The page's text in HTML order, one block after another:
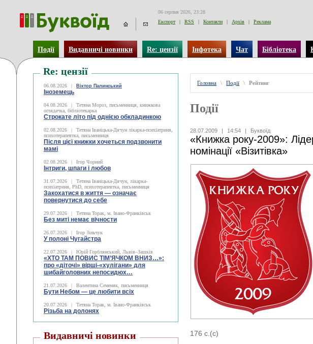
06 серпня 2026, 23:28
Експорт
| RSS | Контакти | Архів | Реклама
Події Видавничі новинки Re: цензії Інфотека Чат Бібліотека
Re: цензії
06.08.2026 | Віктор Палинський
Іноземець
04.08.2026 |
Тетяна Мороз, письменниця, книжкова
оглядачка, бібліотекарка
Строкате літо під однією обкладинкою
02.08.2026 |
Тетяна Іваніцька-Дячун лікарка-психіатриня,
психотерапевтка, письменниця
Після цієї книжки хочеться подзвонити
мамі
02.08.2026 | Ігор Чорний
Інтриги, шпаги і любов
31.07.2026 |
Тетяна Іваніцька-Дячун, лікарка-
психіатриня, PhD, психотерапевтка, письменниця
Закохатися в життя — означає
повернутися до себе
29.07.2026 | Тетяна Торак, м. Івано-Франківськ
Без миті немає вічности
26.07.2026 | Ігор Зіньчук
У полоні Чугайстра
22.07.2026 | Юрій Горблянський, Львів–Зашків
«ХТО ТАМ ПОВИС ТІМ’ЯЧКОМ ВНИЗ…»:
про «діточі» вірші-«хулігани» для
шибайголовних непосидюх…
21.07.2026 | Валентина Семеняк, письменниця
Бути Небом ― це любити всіх
20.07.2026 | Тетяна Торак, м. Івано-Франківськ
Різьба на долонях
Видавничі новинки
Головна \ Події \ Рейтинг
Події
28.07.2009 | 14:54 | Буквоїд
«Книжка року-2009»:
номінації «Візитівка»
176 с.(с)